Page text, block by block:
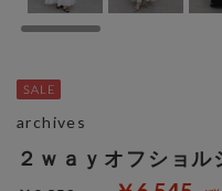
２ｗａｙオフショ
archives